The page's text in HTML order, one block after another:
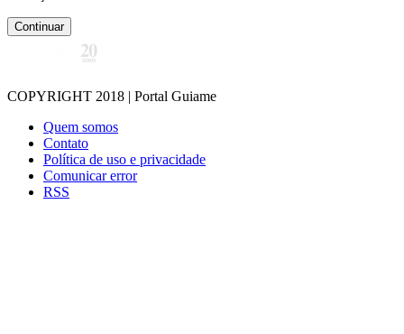
Continuar
COPYRIGHT 2018 | Portal Guiame
Quem somos
Contato
Política de uso e privacidade
Comunicar error
RSS